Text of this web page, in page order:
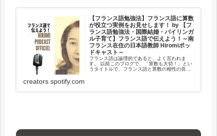
【フランス語勉強法】フランス語に算数
が役立つ実例をお見せします！ by 【フ
ランス語勉強法・国際結婚・バイリンガ
ル子育て】フランス語で伝えよう！～南
フランス在住の日本語教師 Hiromiポッ
ドキャスト～
フランス語は論理的であると、よく言われま
す。 以前このブログで、「算数も大切！」とい
うタイトルで、フランス語と算数の相性の良さ
creators.spotify.com